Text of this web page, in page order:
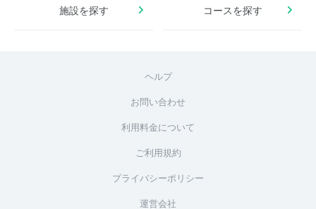
施設を探す コースを探す
ヘルプ
お問い合わせ
利用料金について
ご利用規約
プライバシーポリシー
運営会社